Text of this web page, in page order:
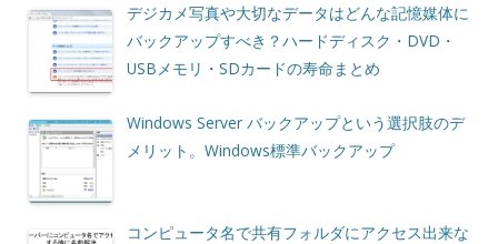
デジカメ写真や大切なデータはどんな記憶媒体に
バックアップすべき？ハードディスク・DVD・
USBメモリ・SDカードの寿命まとめ
Windows Server バックアップという選択肢のデ
メリット。Windows標準バックアップ
コンピュータ名で共有フォルダにアクセス出来な